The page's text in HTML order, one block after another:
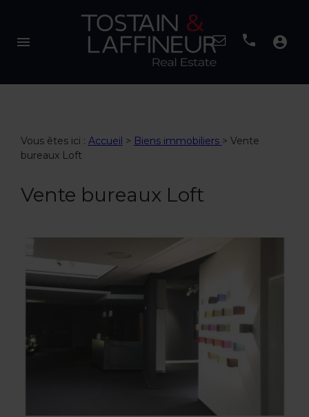
menu account_circle
Vous êtes ici : Accueil > Biens immobiliers > Vente
bureaux Loft
Vente bureaux Loft